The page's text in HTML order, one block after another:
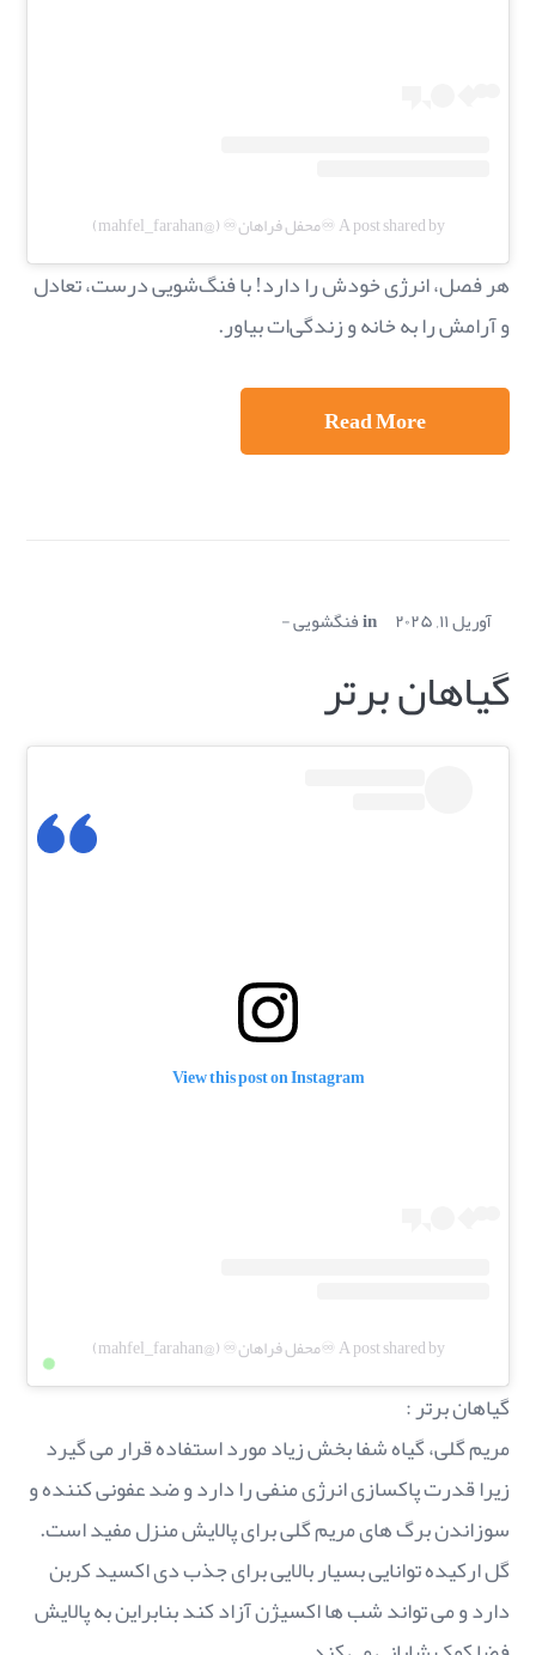
A post shared by ♾️محفل فراهان♾️ (@mahfel_farahan)
هر فصل، انرژی خودش را دارد! با فنگ‌شویی درست، تعادل
و آرامش را به خانه و زندگی‌ات بیاور.
Read More
آوریل ۱۱, ۲۰۲۵ inفنگشویی
گیاهان برتر
View this post on Instagram
A post shared by ♾️محفل فراهان♾️ (@mahfel_farahan)
گیاهان برتر :
مریم گلی، گیاه شفا بخش زیاد مورد استفاده قرار می گیرد
زیرا قدرت پاکسازی انرژی منفی را دارد و ضد عفونی کننده و
سوزاندن برگ های مریم گلی برای پالایش منزل مفید است.
گل ارکیده توانایی بسیار بالایی برای جذب دی اکسید کربن
دارد و می تواند شب ها اکسیژن آزاد کند بنابراین به پالایش